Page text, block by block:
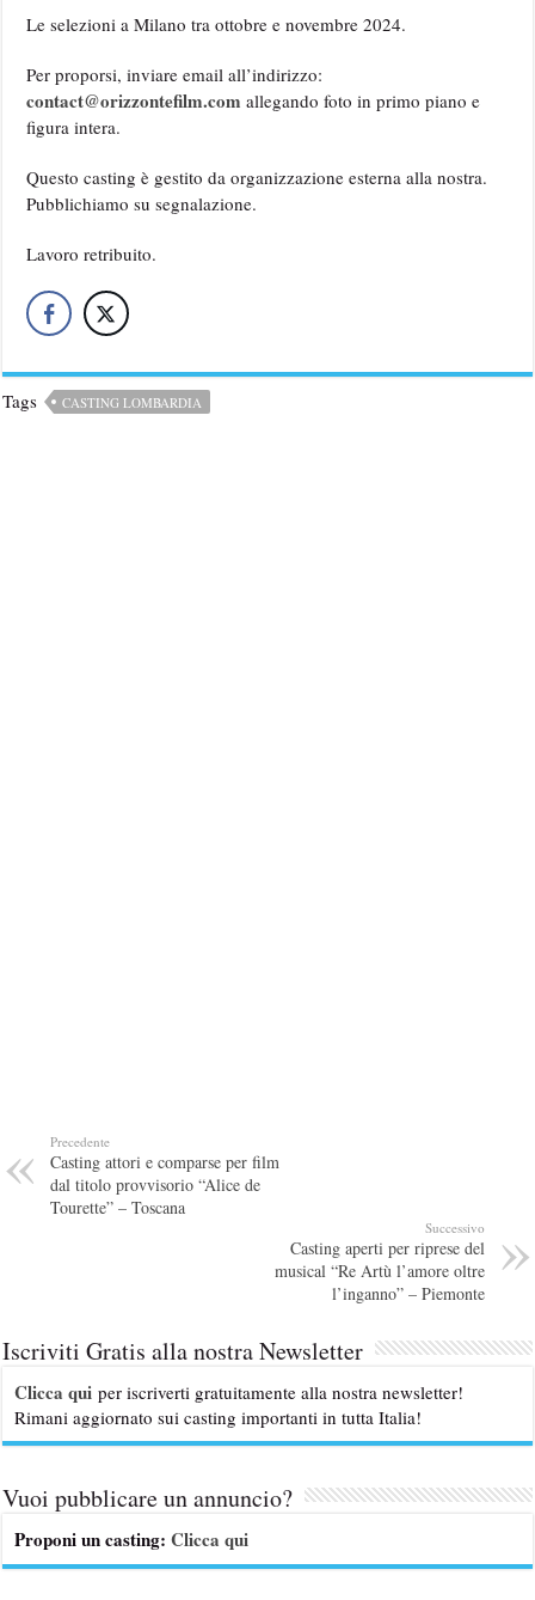
Le selezioni a Milano tra ottobre e novembre 2024.
Per proporsi, inviare email all’indirizzo:
contact@orizzontefilm.comallegando foto in primo piano e
figura intera.
Questo casting è gestito da organizzazione esterna alla nostra.
Pubblichiamo su segnalazione.
Lavoro retribuito.
Tags CASTING LOMBARDIA
Precedente
Casting attori e comparse per film
dal titolo provvisorio “Alice de
Tourette” – Toscana
Successivo
Casting aperti per riprese del
musical “Re Artù l’amore oltre
l’inganno” – Piemonte
Iscriviti Gratis alla nostra Newsletter
Clicca qui per iscriverti gratuitamente alla nostra newsletter!
Rimani aggiornato sui casting importanti in tutta Italia!
Vuoi pubblicare un annuncio?
Proponi un casting:Clicca qui